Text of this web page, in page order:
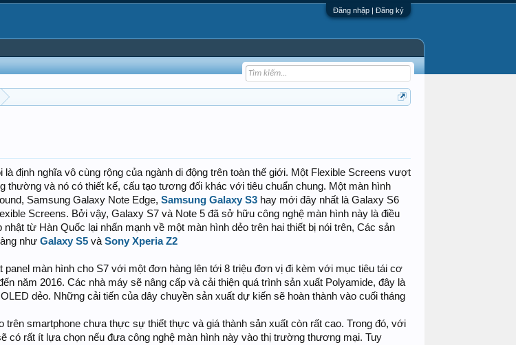
Đăng nhập | Đăng ký
định nghĩa vô cùng rộng của ngành di động trên toàn thế giới. Một Flexible Screens vượt
thường và nó có thiết kế, cấu tạo tương đối khác với tiêu chuẩn chung. Một màn hình
Samsung Galaxy Note Edge, Samsung Galaxy S3 hay mới đây nhất là Galaxy S6
Screens. Bởi vậy, Galaxy S7 và Note 5 đã sở hữu công nghệ màn hình này là điều
từ Hàn Quốc lại nhấn mạnh về một màn hình dẻo trên hai thiết bị nói trên, Các sản
như Galaxy S5 và Sony Xperia Z2
panel màn hình cho S7 với một đơn hàng lên tới 8 triệu đơn vị đi kèm với mục tiêu tái cơ
năm 2016. Các nhà máy sẽ nâng cấp và cải thiện quá trình sản xuất Polyamide, đây là
dẻo. Những cải tiến của dây chuyền sản xuất dự kiến sẽ hoàn thành vào cuối tháng
trên smartphone chưa thực sự thiết thực và giá thành sản xuất còn rất cao. Trong đó, với
có rất ít lựa chọn nếu đưa công nghệ màn hình này vào thị trường thương mại. Tuy